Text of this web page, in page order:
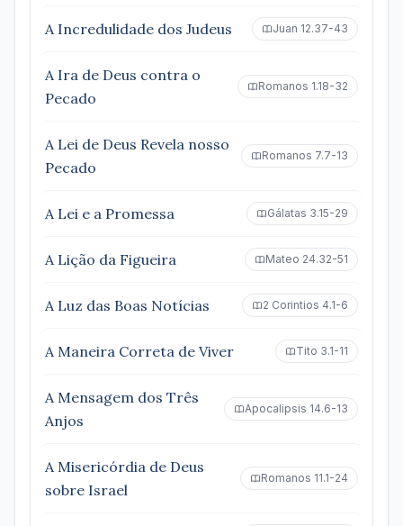
A Incredulidade dos Judeus Juan 12.37-43
A Ira de Deus contra o
Pecado
Romanos 1.18-32
A Lei de Deus Revela nosso
Pecado
Romanos 7.7-13
A Lei e a Promessa Gálatas 3.15-29
A Lição da Figueira Mateo 24.32-51
A Luz das Boas Notícias 2 Corintios 4.1-6
A Maneira Correta de Viver Tito 3.1-11
A Mensagem dos Três
Anjos
Apocalipsis 14.6-13
A Misericórdia de Deus
sobre Israel
Romanos 11.1-24